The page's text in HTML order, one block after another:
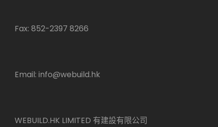
Fax: 852-2397 8266
Email: info@webuild.hk
WEBUILD.HK LIMITED 有建設有限公司